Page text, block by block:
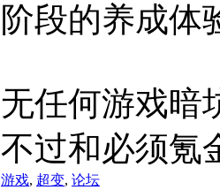
阶段的养成
无任何游戏暗
不过和必须氪
游戏, 超变, 论坛